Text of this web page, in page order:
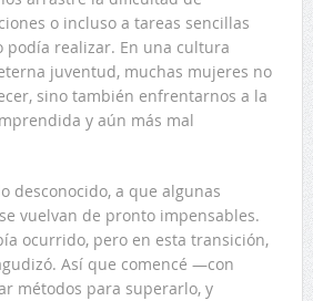
o incluso a tareas sencillas
podía realizar. En una cultura
juventud, muchas mujeres no
sino también enfrentarnos a la
y aún más mal
desconocido, a que algunas
vuelvan de pronto impensables.
ocurrido, pero en esta transición,
Así que comencé —con
métodos para superarlo, y